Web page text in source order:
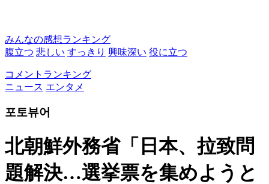
みんなの感想ランキング
腹立つ 悲しい すっきり 興味深い 役に立つ
コメントランキング
ニュース エンタメ
포토뷰어
北朝鮮外務省「日本、拉致問
題解決…選挙票を集めようと